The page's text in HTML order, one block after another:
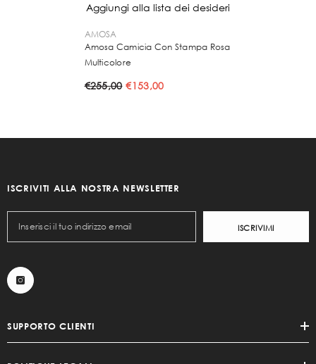
Aggiungi alla lista dei desideri
VENDITORE:
AMOSA
Amosa Camicia Con Stampa Rosa
Multicolore
€255,00 €153,00
ISCRIVITI ALLA NOSTRA NEWSLETTER
ISCRIVIMI
SUPPORTO CLIENTI